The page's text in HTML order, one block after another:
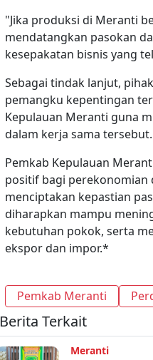
"Jika produksi di Meranti
mendatangkan pasokan
kesepakatan bisnis yang
Sebagai tindak lanjut,
pemangku kepentingan
Kepulauan Meranti guna
dalam kerja sama tersebut.
Pemkab Kepulauan
positif bagi perekonomian
menciptakan kepastian
diharapkan mampu
kebutuhan pokok, serta
ekspor dan impor.*
Pemkab Meranti
Berita Terkait
Meranti